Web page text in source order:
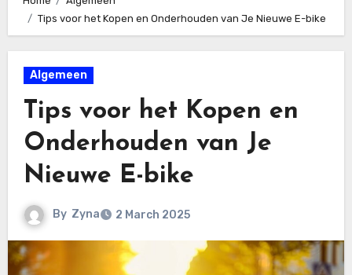
Tips voor het Kopen en Onderhouden van Je Nieuwe E-bike
Algemeen
Tips voor het Kopen en
Onderhouden van Je
Nieuwe E-bike
By Zyna 2 March 2025